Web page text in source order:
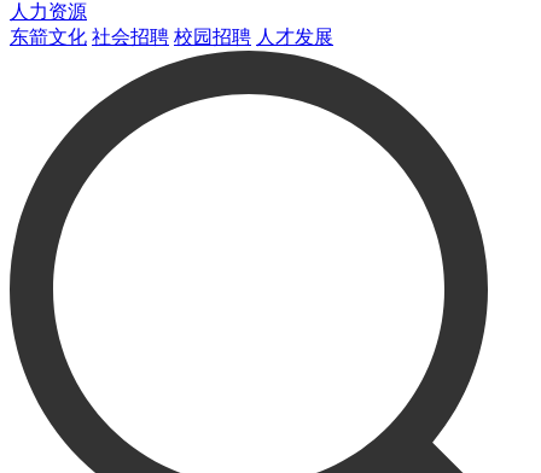
人力资源
东箭文化 社会招聘 校园招聘 人才发展